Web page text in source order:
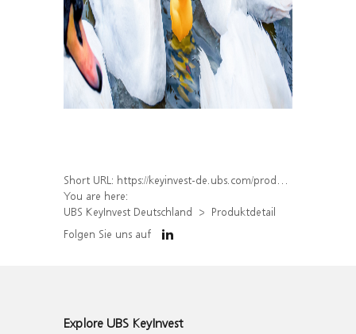
Short URL: https://keyinvest-de.ubs.com/produkt/detail/index/isin/DE000WA37DU3
You are here:
UBS KeyInvest Deutschland
Produktdetail
Folgen Sie uns auf
Explore UBS KeyInvest